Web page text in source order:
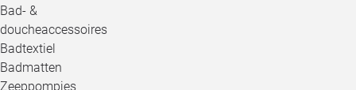
Bad- &
doucheaccessoires
Badtextiel
Badmatten
Zeeppompjes